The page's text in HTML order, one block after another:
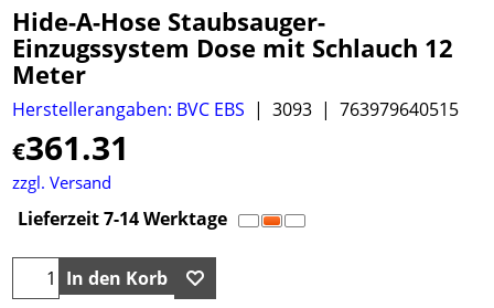
Hide-A-Hose Staubsauger-
Einzugssystem Dose mit Schlauch 12
Meter
Herstellerangaben: BVC EBS 3093 763979640515
€361.31
zzgl. Versand
Lieferzeit 7-14 Werktage
In den Korb